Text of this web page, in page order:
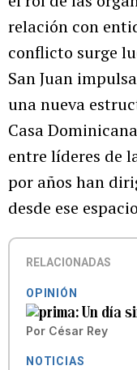
relación con
conflicto surge
San Juan
una nueva
Casa
entre líderes de
por años han
desde ese
RELACIONADAS
OPINIÓN
Un día
Por César Rey
NOTICIAS